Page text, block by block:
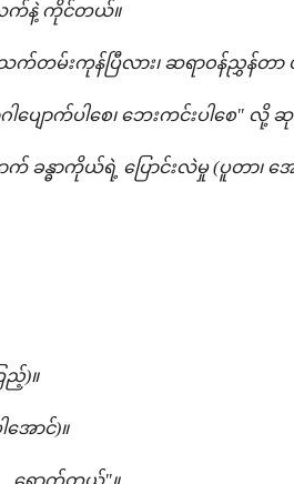
က်နဲ့ ကိုင်တယ်။
သက်တမ်းကုန်ပြီလား၊ ဆရာဝန်ညွှန်
ါပျောက်ပါစေ၊ ဘေးကင်းပါစေ" လို့
ာက် ခန္ဓာကိုယ်ရဲ့ ပြောင်းလဲမှု (ပူတ
ည့်)။
ောင်)။